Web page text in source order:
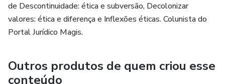
de Descontinuidade: ética e subversão, Decolonizar
valores: ética e diferença e Inflexões éticas. Colunista do
Portal Jurídico Magis.
Outros produtos de quem criou esse
conteúdo